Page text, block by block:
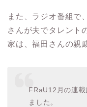
また、ラジオ番組で
さんが夫でタレント
家は、福田さんの親
FRaU12月の連載
ました。